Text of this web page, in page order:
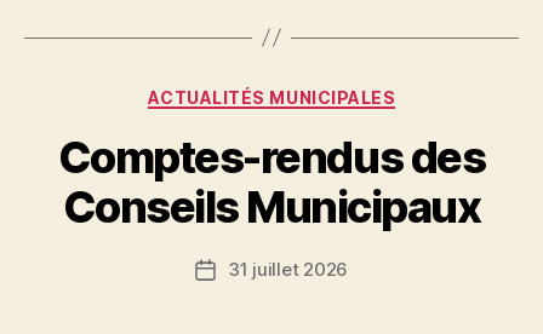
Catégories
ACTUALITÉS MUNICIPALES
Comptes-rendus des
Conseils Municipaux
Date31 juillet 2026